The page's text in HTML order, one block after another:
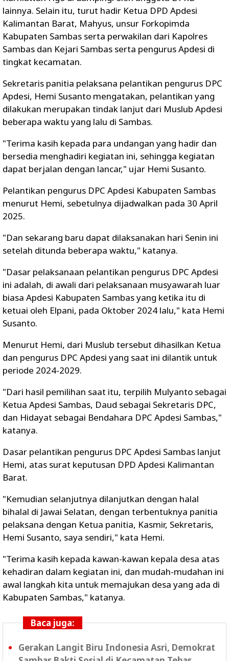
lainnya. Selain itu, turut hadir Ketua DPD Apdesi
Kalimantan Barat, Mahyus, unsur Forkopimda
Kabupaten Sambas serta perwakilan dari Kapolres
Sambas dan Kejari Sambas serta pengurus Apdesi di
tingkat kecamatan.
Sekretaris panitia pelaksana pelantikan pengurus DPC
Apdesi, Hemi Susanto mengatakan, pelantikan yang
dilakukan merupakan tindak lanjut dari Muslub Apdesi
beberapa waktu yang lalu di Sambas.
"Terima kasih kepada para undangan yang hadir dan
bersedia menghadiri kegiatan ini, sehingga kegiatan
dapat berjalan dengan lancar," ujar Hemi Susanto.
Pelantikan pengurus DPC Apdesi Kabupaten Sambas
menurut Hemi, sebetulnya dijadwalkan pada 30 April
2025.
"Dan sekarang baru dapat dilaksanakan hari Senin ini
setelah ditunda beberapa waktu," katanya.
"Dasar pelaksanaan pelantikan pengurus DPC Apdesi
ini adalah, di awali dari pelaksanaan musyawarah luar
biasa Apdesi Kabupaten Sambas yang ketika itu di
ketuai oleh Elpani, pada Oktober 2024 lalu," kata Hemi
Susanto.
Menurut Hemi, dari Muslub tersebut dihasilkan Ketua
dan pengurus DPC Apdesi yang saat ini dilantik untuk
periode 2024-2029.
"Dari hasil pemilihan saat itu, terpilih Mulyanto sebagai
Ketua Apdesi Sambas, Daud sebagai Sekretaris DPC,
dan Hidayat sebagai Bendahara DPC Apdesi Sambas,"
katanya.
Dasar pelantikan pengurus DPC Apdesi Sambas lanjut
Hemi, atas surat keputusan DPD Apdesi Kalimantan
Barat.
"Kemudian selanjutnya dilanjutkan dengan halal
bihalal di Jawai Selatan, dengan terbentuknya panitia
pelaksana dengan Ketua panitia, Kasmir, Sekretaris,
Hemi Susanto, saya sendiri," kata Hemi.
"Terima kasih kepada kawan-kawan kepala desa atas
kehadiran dalam kegiatan ini, dan mudah-mudahan ini
awal langkah kita untuk memajukan desa yang ada di
Kabupaten Sambas," katanya.
Baca juga:
Gerakan Langit Biru Indonesia Asri, Demokrat